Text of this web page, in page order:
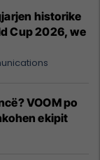
historike
Cup 2026, we
VOOM po
ekipit